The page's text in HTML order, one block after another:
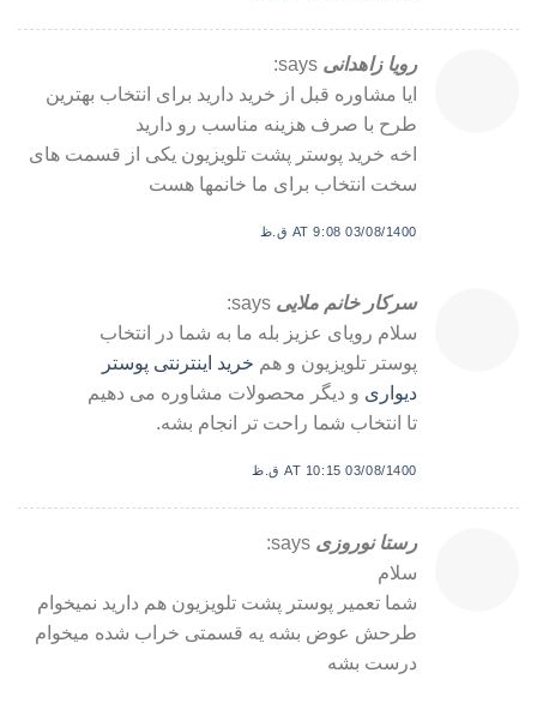
رویا زاهدانی says:
ایا مشاوره قبل از خرید دارید برای انتخاب بهترین
طرح با صرف هزینه مناسب رو دارید
اخه خرید پوستر پشت تلویزیون یکی از قسمت های
سخت انتخاب برای ما خانمها هست
03/08/1400 AT 9:08 ق.ظ
سرکار خانم ملایی says:
سلام رویای عزیز بله ما به شما در انتخاب
پوستر تلویزیون و هم خرید اینترنتی پوستر
دیواری و دیگر محصولات مشاوره می دهیم
تا انتخاب شما راحت تر انجام بشه.
03/08/1400 AT 10:15 ق.ظ
رستا نوروزی says:
سلام
شما تعمیر پوستر پشت تلویزیون هم دارید نمیخوام
طرحش عوض بشه یه قسمتی خراب شده میخوام
درست بشه